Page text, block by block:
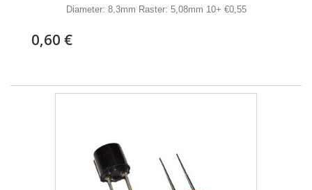
Diameter: 8,3mm Raster: 5,08mm 10+ €0,55
0,60 €